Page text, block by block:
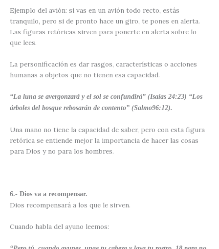
Ejemplo del avión: si vas en un avión todo recto, estás
tranquilo, pero si de pronto hace un giro, te pones en alerta.
Las figuras retóricas sirven para ponerte en alerta sobre lo
que lees.
La personificación es dar rasgos, características o acciones
humanas a objetos que no tienen esa capacidad.
“La luna se avergonzará y el sol se confundirá” (Isaías 24:23) “Los
árboles del bosque rebosarán de contento” (Salmo96:12).
Una mano no tiene la capacidad de saber, pero con esta figura
retórica se entiende mejor la importancia de hacer las cosas
para Dios y no para los hombres.
6.- Dios va a recompensar.
Dios recompensará a los que le sirven.
Cuando habla del ayuno leemos: